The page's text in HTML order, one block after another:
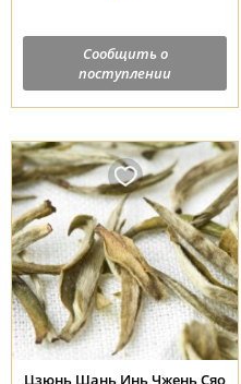
Сообщить о
поступлении
Цзюнь Шань Инь Чжень Сяо